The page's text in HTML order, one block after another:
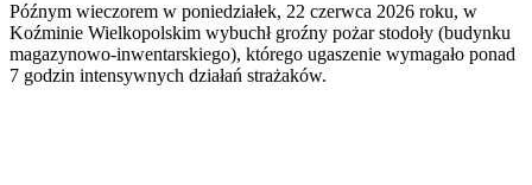
Późnym wieczorem w poniedziałek, 22 czerwca 2026 roku, w
Koźminie Wielkopolskim wybuchł groźny pożar stodoły (budynku
magazynowo-inwentarskiego), którego ugaszenie wymagało ponad
7 godzin intensywnych działań strażaków.